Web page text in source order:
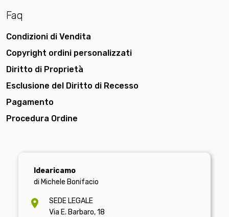
Faq
Condizioni di Vendita
Copyright ordini personalizzati
Diritto di Proprietà
Esclusione del Diritto di Recesso
Pagamento
Procedura Ordine
Idearicamo
di Michele Bonifacio
SEDE LEGALE
Via E. Barbaro, 18